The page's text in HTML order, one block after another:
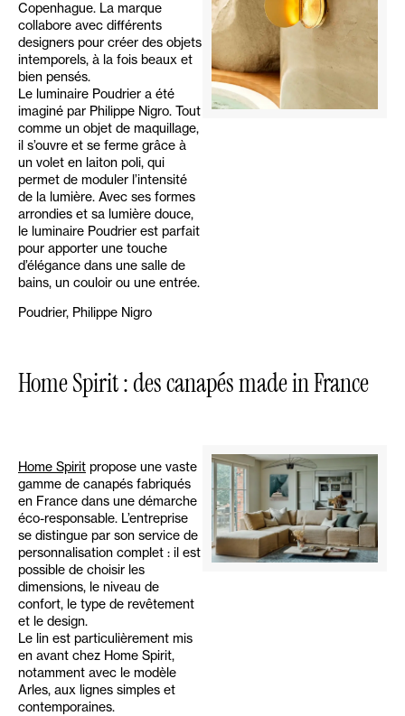
Copenhague. La marque
collabore avec différents
designers pour créer des objets
intemporels, à la fois beaux et
bien pensés.
Le luminaire Poudrier a été
imaginé par Philippe Nigro. Tout
comme un objet de maquillage,
il s’ouvre et se ferme grâce à
un volet en laiton poli, qui
permet de moduler l’intensité
de la lumière. Avec ses formes
arrondies et sa lumière douce,
le luminaire Poudrier est parfait
pour apporter une touche
d’élégance dans une salle de
bains, un couloir ou une entrée.
Poudrier, Philippe Nigro
Home Spirit : des canapés made in France
Home Spirit propose une vaste
gamme de canapés fabriqués
en France dans une démarche
éco-responsable. L’entreprise
se distingue par son service de
personnalisation complet : il est
possible de choisir les
dimensions, le niveau de
confort, le type de revêtement
et le design.
Le lin est particulièrement mis
en avant chez Home Spirit,
notamment avec le modèle
Arles, aux lignes simples et
contemporaines.